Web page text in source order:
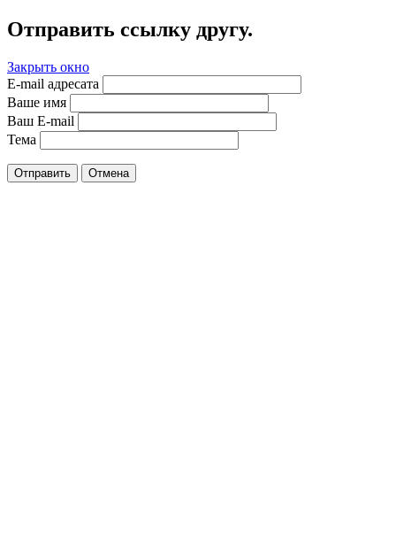
Отправить ссылку другу.
Закрыть окно
E-mail адресата
Ваше имя
Ваш E-mail
Тема
Отправить Отмена